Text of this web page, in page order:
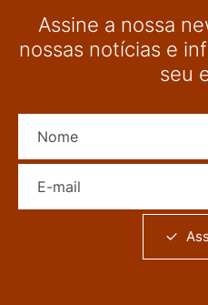
Assine a nossa
nossas notícias e
seu